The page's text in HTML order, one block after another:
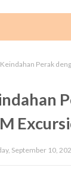
Perak
September 10,